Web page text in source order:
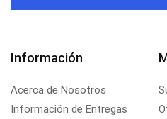
Información
Acerca de Nosotros
Información de Entregas